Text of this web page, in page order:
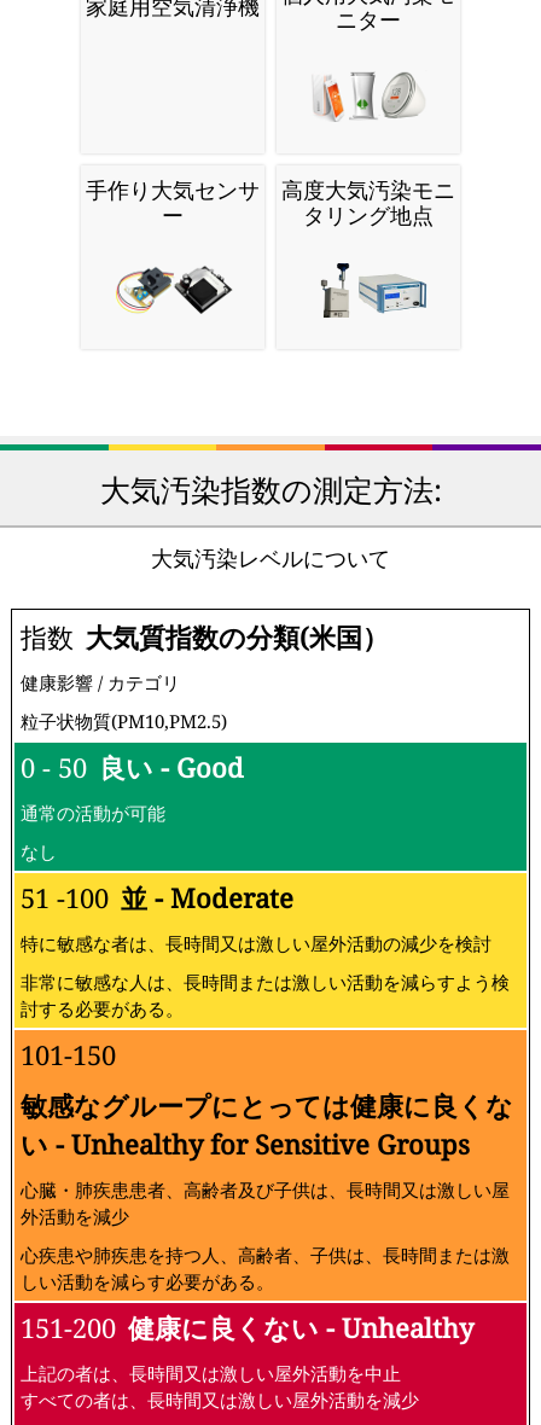
家庭用空気清浄機
ニター
手作り大気センサ
ー
高度大気汚染モニ
タリング地点
大気汚染指数の測定方法:
大気汚染レベルについて
指数 大気質指数の分類(米国）
健康影響 / カテゴリ
粒子状物質(PM10,PM2.5)
0 - 50 良い - Good
通常の活動が可能
なし
51 -100 並 - Moderate
特に敏感な者は、長時間又は激しい屋外活動の減少を検討
非常に敏感な人は、長時間または激しい活動を減らすよう検
討する必要がある。
101-150
敏感なグループにとっては健康に良くな
い - Unhealthy for Sensitive Groups
心臓・肺疾患患者、高齢者及び子供は、長時間又は激しい屋
外活動を減少
心疾患や肺疾患を持つ人、高齢者、子供は、長時間または激
しい活動を減らす必要がある。
151-200 健康に良くない - Unhealthy
上記の者は、長時間又は激しい屋外活動を中止
すべての者は、長時間又は激しい屋外活動を減少